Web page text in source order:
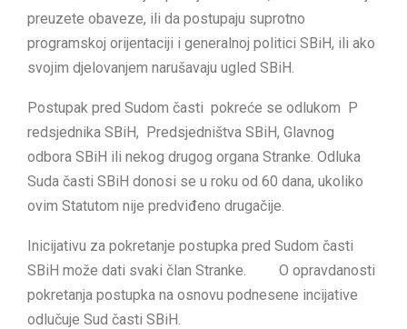
preuzete obaveze, ili da postupaju suprotno
programskoj orijentaciji i generalnoj politici SBiH, ili ako
svojim djelovanjem narušavaju ugled SBiH.
Postupak pred Sudom časti pokreće se odlukom P
redsjednika SBiH, Predsjedništva SBiH, Glavnog
odbora SBiH ili nekog drugog organa Stranke. Odluka
Suda časti SBiH donosi se u roku od 60 dana, ukoliko
ovim Statutom nije predviđeno drugačije.
Inicijativu za pokretanje postupka pred Sudom časti
SBiH može dati svaki član Stranke. O opravdanosti
pokretanja postupka na osnovu podnesene incijative
odlučuje Sud časti SBiH.